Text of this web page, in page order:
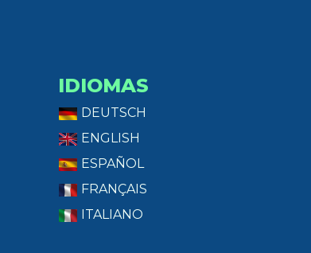
IDIOMAS
DEUTSCH
ENGLISH
ESPAÑOL
FRANÇAIS
ITALIANO